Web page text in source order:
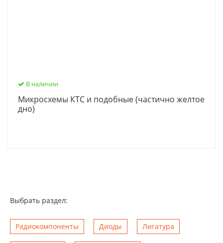
В наличии
Микросхемы КТС и подобные (частично желтое
дно)
Выбрать раздел:
Радиокомпоненты Диоды Лигатура